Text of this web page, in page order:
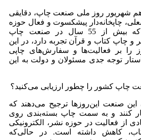
شهریور روز ملی صنعت چاپ، دقایقی
چاپخانه‌دار پیشکسوت و فعال حوزه
صنفی بنشینیم. وی که بیش از 55 سال در صنعت چاپ
چاپ کتاب و قرآن تجربه دارد، در این
را بر فعالیت‌ها و سفارش‌های چاپی
توجه جدی مسئولان و دولت به این
چاپ کشور را چطور ارزیابی می‌کنید؟
این صنعت این‌روزها ترجیح می‌دهند که
کنند و به سمت چاپ بسته‌بندی روی
از فعالیت در حوزه نشر، الکترونیکی
کاهش داشته است. در حالی‌که